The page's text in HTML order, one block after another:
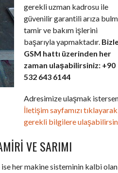
gerekli uzman kadrosu ile
güvenilir garantili arıza
tamir ve bakım işlerini
başarıyla yapmaktadır.
GSM hattı üzerinden her
zaman ulaşabilirsiniz: +90
532 643 6144
Adresimize ulaşmak
İletişim sayfamızı tıklayarak
gerekli bilgilere
VE SARIMI
her makine sisteminin kalbi olan